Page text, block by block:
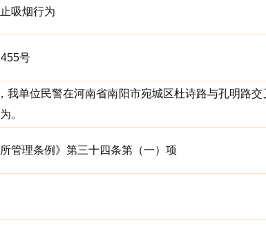
吸烟行为
号
我单位民警在河南省南阳市宛城区杜诗路与孔明路
。
管理条例》第三十四条第（一）项